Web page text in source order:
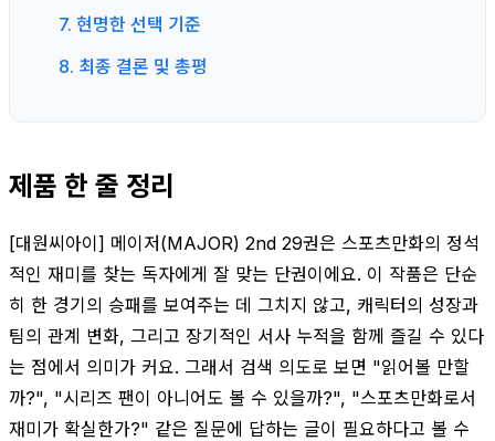
7. 현명한 선택 기준
8. 최종 결론 및 총평
제품 한 줄 정리
[대원씨아이] 메이저(MAJOR) 2nd 29권은 스포츠만화의 정석
적인 재미를 찾는 독자에게 잘 맞는 단권이에요. 이 작품은 단순
히 한 경기의 승패를 보여주는 데 그치지 않고, 캐릭터의 성장과
팀의 관계 변화, 그리고 장기적인 서사 누적을 함께 즐길 수 있다
는 점에서 의미가 커요. 그래서 검색 의도로 보면 "읽어볼 만할
까?", "시리즈 팬이 아니어도 볼 수 있을까?", "스포츠만화로서
재미가 확실한가?" 같은 질문에 답하는 글이 필요하다고 볼 수